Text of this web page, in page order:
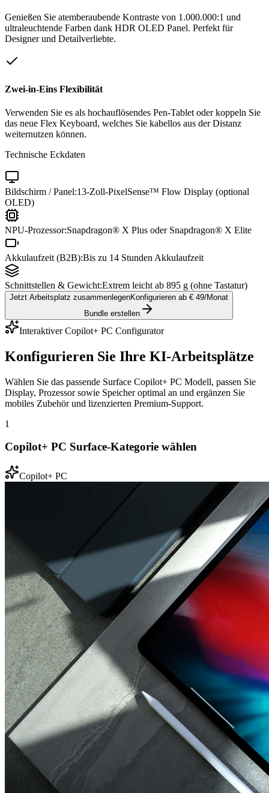
Genießen Sie atemberaubende Kontraste von 1.000.000:1 und
ultraleuchtende Farben dank HDR OLED Panel. Perfekt für
Designer und Detailverliebte.
Zwei-in-Eins Flexibilität
Verwenden Sie es als hochauflösendes Pen-Tablet oder koppeln Sie
das neue Flex Keyboard, welches Sie kabellos aus der Distanz
weiternutzen können.
Technische Eckdaten
Bildschirm / Panel:13-Zoll-PixelSense™ Flow Display (optional
OLED)
NPU-Prozessor:Snapdragon® X Plus oder Snapdragon® X Elite
Akkulaufzeit (B2B):Bis zu 14 Stunden Akkulaufzeit
Schnittstellen & Gewicht:Extrem leicht ab 895 g (ohne Tastatur)
Jetzt Arbeitsplatz zusammenlegenKonfigurieren ab € 49/Monat
Bundle erstellen
Interaktiver Copilot+ PC Configurator
Konfigurieren Sie Ihre KI-Arbeitsplätze
Wählen Sie das passende Surface Copilot+ PC Modell, passen Sie
Display, Prozessor sowie Speicher optimal an und ergänzen Sie
mobiles Zubehör und lizenzierten Premium-Support.
1
Copilot+ PC Surface-Kategorie wählen
Copilot+ PC